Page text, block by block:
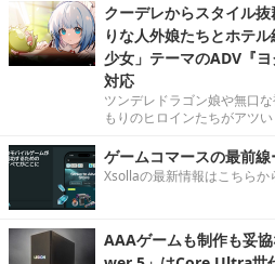
クーデレからスタイル
りな人外娘たちとホテ
少女」テーマのADV『
対応
ツンデレドラゴン娘や無口
もりのヒロインたちがアツい
ゲームコマースの最前
Xsollaの最新情報はこちらか
AAAゲームも制作も妥